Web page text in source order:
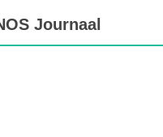
Journaal